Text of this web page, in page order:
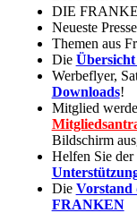
DIE
Neueste
Themen aus
Die
Werbeflyer,
Downloads!
Mitglied
Bildschirm
Helfen Sie
Die Vorstand
FRANKEN